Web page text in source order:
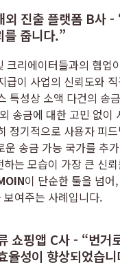
진출 플랫폼 B사 -
를 줍니다.”
크리에이터들과의 협업
급이 사업의 신뢰도와
특성상 소액 다건의 송
송금에 대한 고민 없이
정기적으로 사용자 피
송금 가능 국가를 추
는 모습이 가장 큰 신
이 단순한 툴을 넘어
여주는 사례입니다.
쇼핑앱 C사 - “번거
율성이 향상되었습